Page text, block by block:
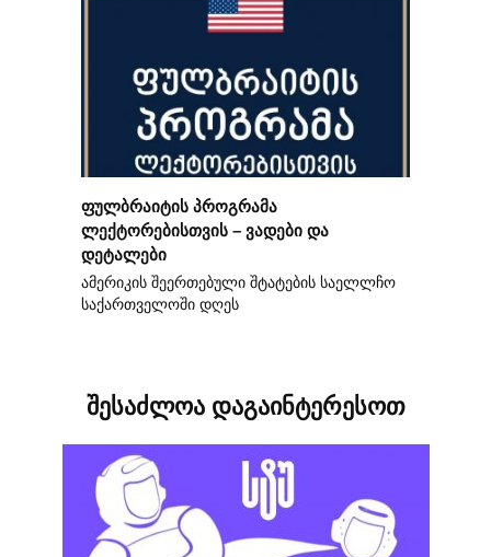
ფულბრაიტის პროგრამა
ლექტორებისთვის – ვადები და
დეტალები
ამერიკის შეერთებული შტატების საელლჩო
საქართველოში დღეს
შესაძლოა დაგაინტერესოთ